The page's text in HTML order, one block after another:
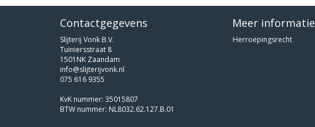
Contactgegevens
Slijterij Vonk B.V.
Tuiniersstraat 8
1501NK Zaandam
info@slijterijvonk.nl
075 616 9355
KvK nummer: 35015807
BTW nummer: NL8032.62.127.B.01
Meer informatie
Herroepingsrecht